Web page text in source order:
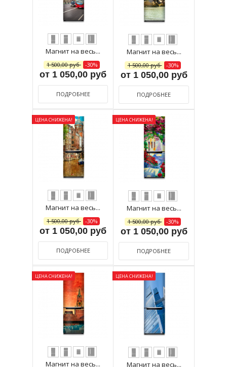
Магнит на весь...
1 500,00 руб -30%
от 1 050,00 руб
ПОДРОБНЕЕ
Магнит на весь...
1 500,00 руб -30%
от 1 050,00 руб
ПОДРОБНЕЕ
ЦЕНА СНИЖЕНА!
Магнит на весь...
1 500,00 руб -30%
от 1 050,00 руб
ПОДРОБНЕЕ
ЦЕНА СНИЖЕНА!
Магнит на весь...
1 500,00 руб -30%
от 1 050,00 руб
ПОДРОБНЕЕ
ЦЕНА СНИЖЕНА!
Магнит на весь...
ЦЕНА СНИЖЕНА!
Магнит на весь...